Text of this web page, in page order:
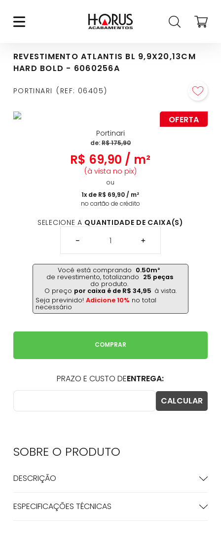
REVESTIMENTO ATLANTIS BL 9,9X20,13CM
HARD BOLD - 6060256A
PORTINARI REF: 06405
OFERTA
Portinari
de:R$175,90
R$ 69,90 / m²
(à vista no pix)
ou
1x de R$ 69,90 / m²
no cartão de crédito
SELECIONE A QUANTIDADE DE CAIXA(S)
＋
－
Você está comprando 0.50m²
de revestimento, totalizando 25 peças
do produto.
O preço por caixa é de R$ 34,95 à vista.
Seja previnido!Adicione 10% no total
necessário
COMPRAR
SOBRE O PRODUTO
DESCRIÇÃO
ESPECIFICAÇÕES TÉCNICAS